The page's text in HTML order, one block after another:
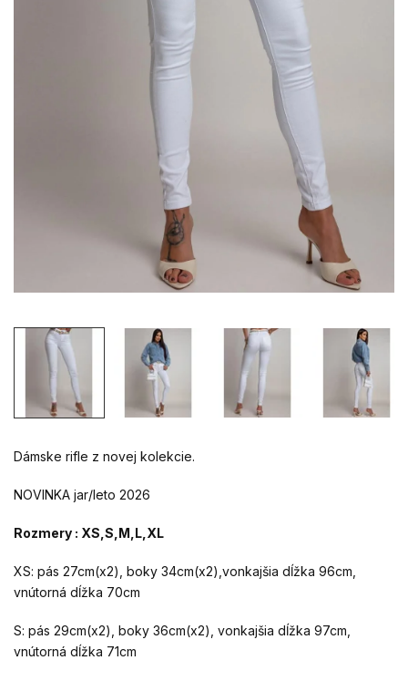
Dámske rifle z novej kolekcie.
NOVINKA jar/leto 2026
Rozmery : XS,S,M,L,XL
XS: pás 27cm(x2), boky 34cm(x2),vonkajšia dĺžka 96cm,
vnútorná dĺžka 70cm
S: pás 29cm(x2), boky 36cm(x2), vonkajšia dĺžka 97cm,
vnútorná dĺžka 71cm